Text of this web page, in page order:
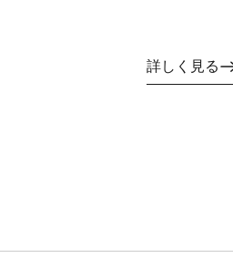
詳しく見る